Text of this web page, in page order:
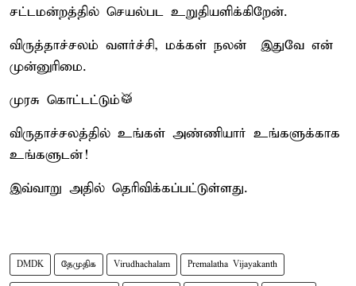
சட்டமன்றத்தில் செயல்பட உறுதியளிக்கிறேன்.
விருத்தாச்சலம் வளர்ச்சி, மக்கள் நலன் – இதுவே என்
முன்னுரிமை.
முரசு கொட்டட்டும்🥁
விருதாச்சலத்தில் உங்கள் அண்ணியார் உங்களுக்காக
உங்களுடன்!
இவ்வாறு அதில் தெரிவிக்கப்பட்டுள்ளது.
DMDK தேமுதிக Virudhachalam Premalatha Vijayakanth